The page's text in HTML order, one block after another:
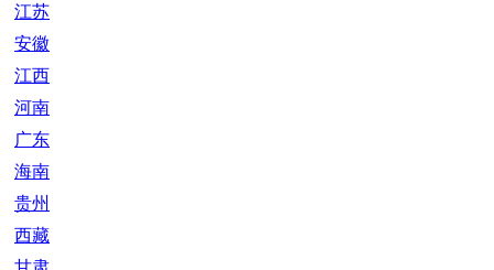
江苏
安徽
江西
河南
广东
海南
贵州
西藏